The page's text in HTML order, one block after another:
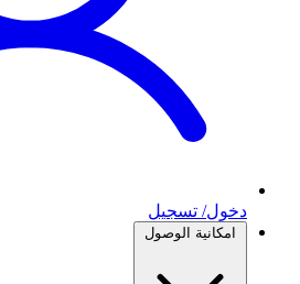
دخول/ تسجيل
امكانية الوصول